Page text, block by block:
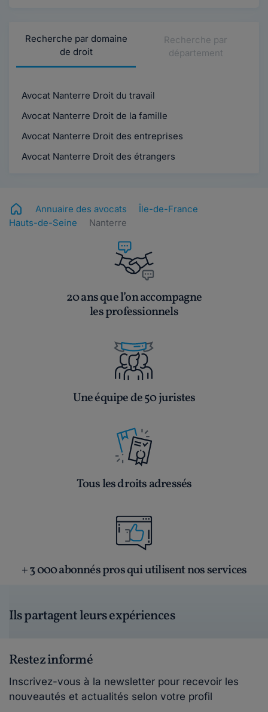
Recherche par domaine
de droit
Recherche par
département
Avocat Nanterre Droit du travail
Avocat Nanterre Droit de la famille
Avocat Nanterre Droit des entreprises
Avocat Nanterre Droit des étrangers
Annuaire des avocats
Île-de-France
Hauts-de-Seine
Nanterre
20 ans que l’on accompagne
les professionnels
Une équipe de 50 juristes
Tous les droits adressés
+ 3 000 abonnés pros qui utilisent nos services
Ils partagent leurs expériences
Restez informé
Inscrivez-vous à la newsletter pour recevoir les
nouveautés et actualités selon votre profil